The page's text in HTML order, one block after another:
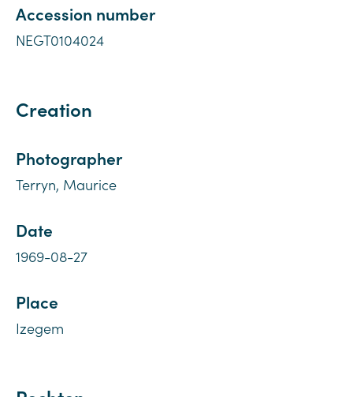
Accession number
NEGT0104024
Creation
Photographer
Terryn, Maurice
Date
1969-08-27
Place
Izegem